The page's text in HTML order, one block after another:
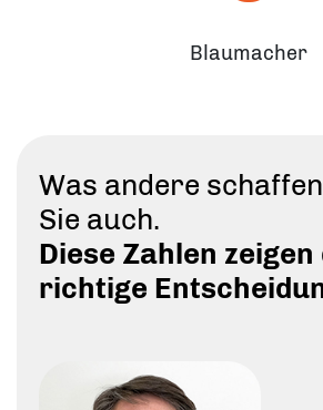
Blaumacher
Was andere
Sie auch.
Diese Zahlen zeigen
richtige